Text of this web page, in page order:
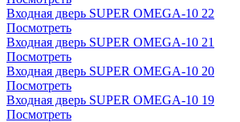
Входная дверь SUPER OMEGA-10 22
Посмотреть
Входная дверь SUPER OMEGA-10 21
Посмотреть
Входная дверь SUPER OMEGA-10 20
Посмотреть
Входная дверь SUPER OMEGA-10 19
Посмотреть